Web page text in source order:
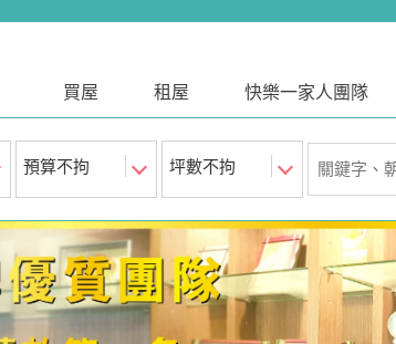
買屋 租屋 快樂一家人團隊
預算不拘 坪數不拘